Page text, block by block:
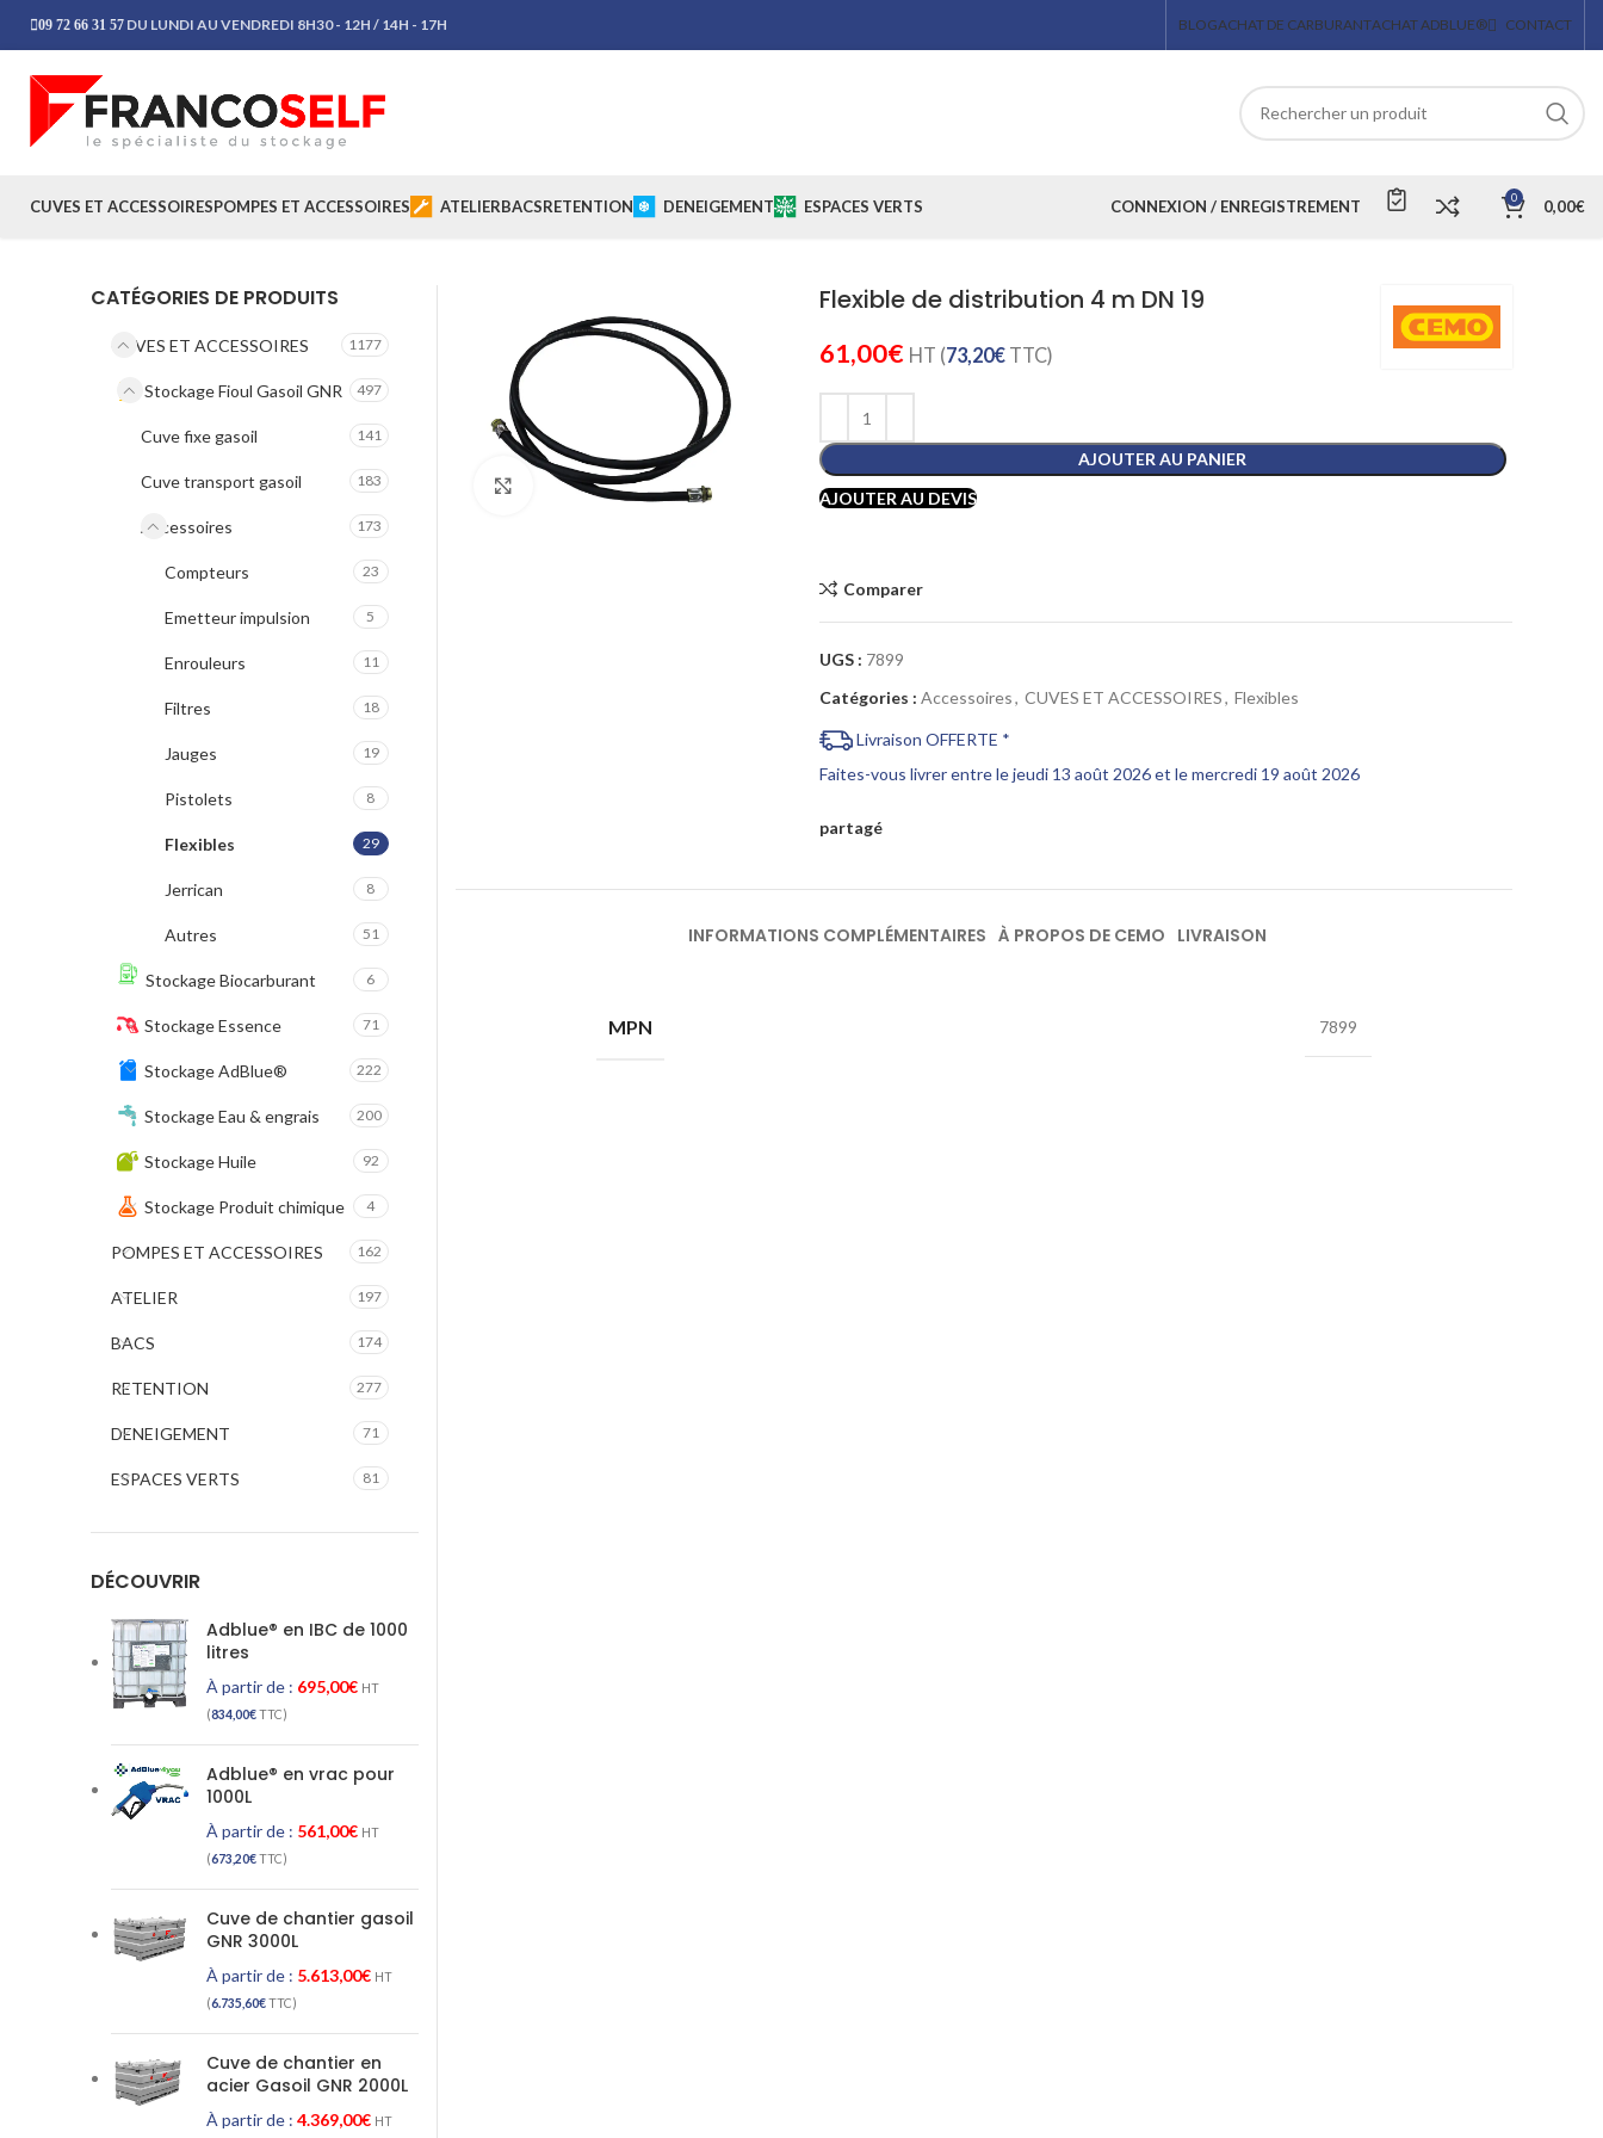
09 72 66 31 57 DU LUNDI AU VENDREDI 8H30 - 12H / 14H - 17H BLOGACHAT DE CARBURANTACHAT ADBLUE® CONTACT
CUVES ET ACCESSOIRESPOMPES ET ACCESSOIRES ATELIERBACSRETENTION DENEIGEMENT ESPACES VERTS CONNEXION / ENREGISTREMENT 0 0,00€
Cliquez pour agrandir
Flexible de distribution 4 m DN 19
61,00€ HT (73,20€TTC)
AJOUTER AU PANIER
AJOUTER AU DEVIS
Comparer
UGS : 7899
Catégories : Accessoires, CUVES ET ACCESSOIRES, Flexibles
Livraison OFFERTE *
Faites-vous livrer entre le jeudi 13 août 2026 et le mercredi 19 août 2026
partagé
INFORMATIONS COMPLÉMENTAIRES À PROPOS DE CEMO LIVRAISON
MPN 7899
CATÉGORIES DE PRODUITS
CUVES ET ACCESSOIRES 1177
Stockage Fioul Gasoil GNR 497
Cuve fixe gasoil 141
Cuve transport gasoil 183
Accessoires 173
Compteurs 23
Emetteur impulsion 5
Enrouleurs 11
Filtres 18
Jauges 19
Pistolets 8
Flexibles 29
Jerrican 8
Autres 51
Stockage Biocarburant 6
Stockage Essence 71
Stockage AdBlue® 222
Stockage Eau & engrais 200
Stockage Huile 92
Stockage Produit chimique 4
POMPES ET ACCESSOIRES 162
ATELIER 197
BACS 174
RETENTION 277
DENEIGEMENT 71
ESPACES VERTS 81
DÉCOUVRIR
Adblue® en IBC de 1000
litres
À partir de : 695,00€ HT
(834,00€TTC)
Adblue® en vrac pour
1000L
À partir de : 561,00€ HT
(673,20€TTC)
Cuve de chantier gasoil
GNR 3000L
À partir de : 5.613,00€ HT
(6.735,60€TTC)
Cuve de chantier en
acier Gasoil GNR 2000L
À partir de : 4.369,00€ HT